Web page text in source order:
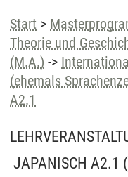
Start >
Theorie und
(M.A.) ->
(ehemals
A2.1
JAPANISCH A2.1